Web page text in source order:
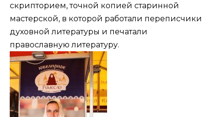
скрипторием, точной копией старинной
мастерской, в которой работали переписчики
духовной литературы и печатали
православную литературу.